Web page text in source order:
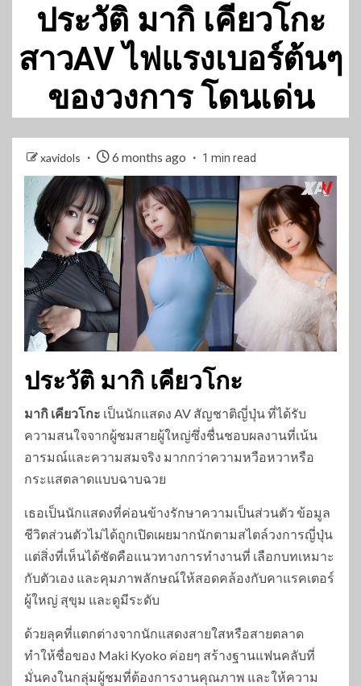
ประวัติ มากิ เคียวโกะ
สาวAV ไฟแรงเบอร์ต้นๆ
ของวงการ โดนเด่น
xavidols 6 months ago 1 min read
ประวัติ มากิ เคียวโกะ
มากิ เคียวโกะ เป็นนักแสดง AV สัญชาติญี่ปุ่น ที่ได้รับ
ความสนใจจากผู้ชมสายผู้ใหญ่ซึ่งชื่นชอบผลงานที่เน้น
อารมณ์และความสมจริง มากกว่าความหวือหวาหรือ
กระแสตลาดแบบฉาบฉวย
เธอเป็นนักแสดงที่ค่อนข้างรักษาความเป็นส่วนตัว ข้อมูล
ชีวิตส่วนตัวไม่ได้ถูกเปิดเผยมากนักตามสไตล์วงการญี่ปุ่น
แต่สิ่งที่เห็นได้ชัดคือแนวทางการทำงานที่ เลือกบทเหมาะ
กับตัวเอง และคุมภาพลักษณ์ให้สอดคล้องกับคาแรคเตอร์
ผู้ใหญ่ สุขุม และดูมีระดับ
ด้วยลุคที่แตกต่างจากนักแสดงสายใสหรือสายตลาด
ทำให้ชื่อของ Maki Kyoko ค่อยๆ สร้างฐานแฟนคลับที่
มั่นคงในกลุ่มผู้ชมที่ต้องการงานคุณภาพ และให้ความ